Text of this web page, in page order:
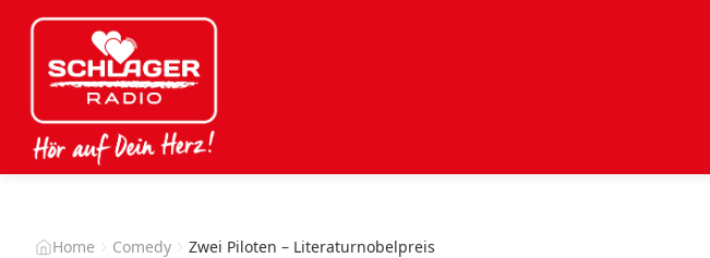
Home Comedy Zwei Piloten – Literaturnobelpreis